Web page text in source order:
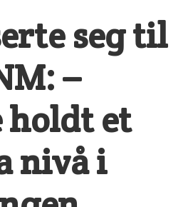
seg til
–
holdt et
nivå i